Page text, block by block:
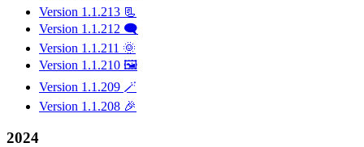
Version 1.1.213 📃
Version 1.1.212 🗨️
Version 1.1.211 🌞
Version 1.1.210 🖼️
Version 1.1.209 🪄
Version 1.1.208 🎉
2024